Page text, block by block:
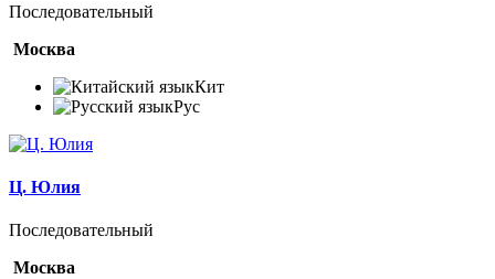
Последовательный
Москва
Кит
Рус
Ц. Юлия
Последовательный
Москва